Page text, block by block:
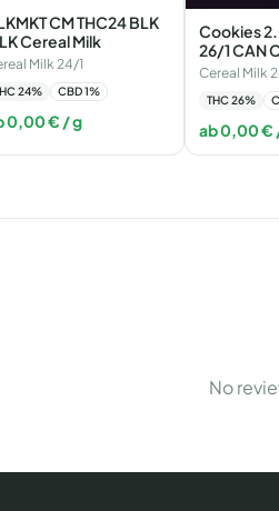
CM THC24 BLK
Cereal Milk
Milk 24/1
24% CBD1%
0,00€ / g
Cookies
26/1 CAN
Cereal Milk
THC 26%
ab0,00€
No